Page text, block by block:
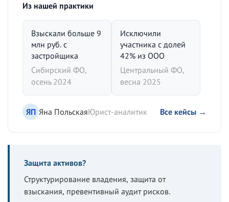
Из нашей практики
Взыскали больше 9
млн руб. с
застройщика
Сибирский ФО,
осень 2024
Исключили
участника с долей
42% из ООО
Центральный ФО,
весна 2025
ЯП Яна ПольскаяЮрист-аналитик Все кейсы →
Защита активов?
Структурирование владения, защита от
взыскания, превентивный аудит рисков.